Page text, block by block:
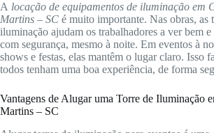
A locação de equipamentos de iluminação em
Martins – SC é muito importante. Nas obras, as
iluminação ajudam os trabalhadores a ver bem e
com segurança, mesmo à noite. Em eventos à
shows e festas, elas mantêm o lugar claro. Isso
todos tenham uma boa experiência, de forma
Vantagens de Alugar uma Torre de Iluminação
Martins – SC